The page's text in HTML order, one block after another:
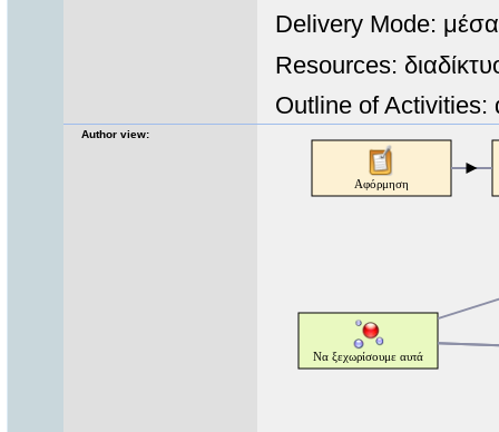
Delivery Mode:
Resources:
Outline of Activities:
Author view: